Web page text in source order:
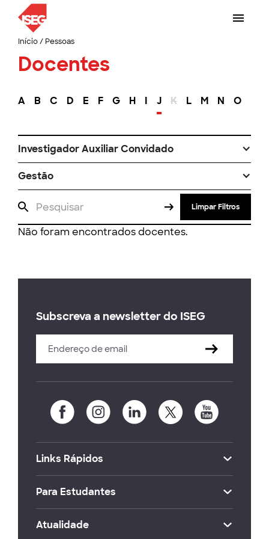
Início/ Pessoas
Docentes
A B C D E F G H I J K L M N O
Investigador Auxiliar Convidado
Gestão
Limpar Filtros
Não foram encontrados docentes.
Subscreva a newsletter do ISEG
Links Rápidos
Para Estudantes
Atualidade